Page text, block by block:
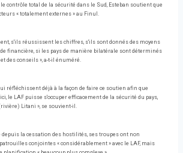
contrôle total de la sécurité dans le Sud, Esteban soutient que
« totalement externes » au Finul.
s'ils réussissent les chiffres, s'ils sont donnés des moyens
financière, si les pays de manière bilatérale sont déterminés
des conseils », a-t-il énuméré.
réfléchissent déjà à la façon de faire ce soutien afin que
le LAF puisse s'occuper efficacement de la sécurité du pays,
Litani », se souvient-il.
depuis la cessation des hostilités, ses troupes ont non
conjointes « considérablement » avec le LAF, mais